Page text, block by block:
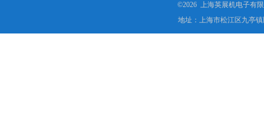
©2026 上海英展机电子有
地址：上海市松江区九亭镇